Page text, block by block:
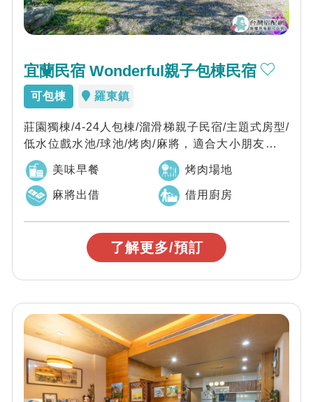
宜蘭民宿 Wonderful親子包棟民宿
可包棟 羅東鎮
莊園獨棟/4-24人包棟/溜滑梯親子民宿/主題式房型/
低水位戲水池/球池/烤肉/麻將，適合大小朋友放電
的包棟民宿
美味早餐 烤肉場地
麻將出借 借用廚房
了解更多/預訂